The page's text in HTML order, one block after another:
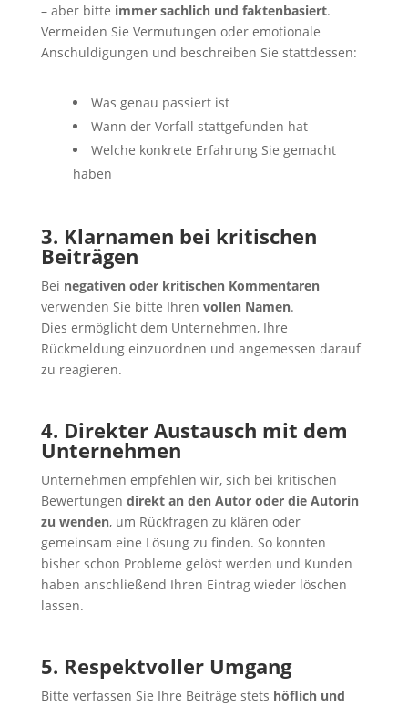
– aber bitte immer sachlich und faktenbasiert.
Vermeiden Sie Vermutungen oder emotionale
Anschuldigungen und beschreiben Sie stattdessen:
Was genau passiert ist
Wann der Vorfall stattgefunden hat
Welche konkrete Erfahrung Sie gemacht
haben
3. Klarnamen bei kritischen
Beiträgen
Bei negativen oder kritischen Kommentaren
verwenden Sie bitte Ihren vollen Namen.
Dies ermöglicht dem Unternehmen, Ihre
Rückmeldung einzuordnen und angemessen darauf
zu reagieren.
4. Direkter Austausch mit dem
Unternehmen
Unternehmen empfehlen wir, sich bei kritischen
Bewertungen direkt an den Autor oder die Autorin
zu wenden, um Rückfragen zu klären oder
gemeinsam eine Lösung zu finden. So konnten
bisher schon Probleme gelöst werden und Kunden
haben anschließend Ihren Eintrag wieder löschen
lassen.
5. Respektvoller Umgang
Bitte verfassen Sie Ihre Beiträge stets höflich und